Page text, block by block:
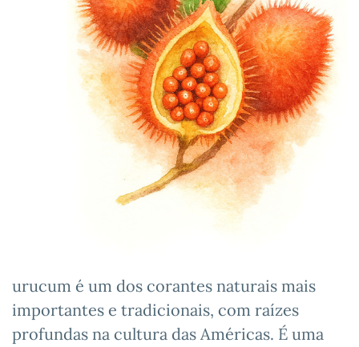
urucum é um dos corantes naturais mais
importantes e tradicionais, com raízes
profundas na cultura das Américas. É uma